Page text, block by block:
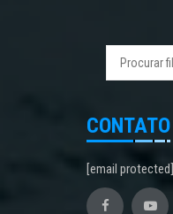
CONTATO
[email protected]